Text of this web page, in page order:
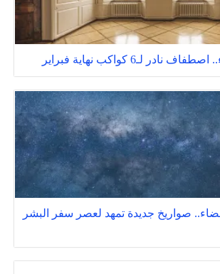
لـ6 كواكب نهاية فبراير
صواريخ جديدة تمهد لعصر سفر البشر